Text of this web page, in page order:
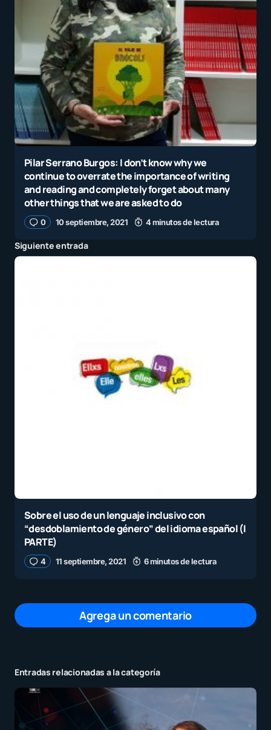
Pilar Serrano Burgos: I don’t know why we
continue to overrate the importance of writing
and reading and completely forget about many
other things that we are asked to do
0 10 septiembre, 2021 4 minutos de lectura
Siguiente entrada
Sobre el uso de un lenguaje inclusivo con
“desdoblamiento de género” del idioma español (I
PARTE)
4 11 septiembre, 2021 6 minutos de lectura
Agrega un comentario
Tu dirección de correo electrónico no será
publicada.
Los campos obligatorios están
marcados con*
Entradas relacionadas a la categoría